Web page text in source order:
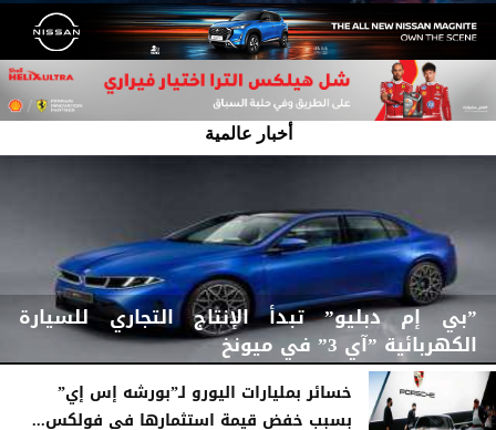
أخبار عالمية
”بي إم دبليو” تبدأ الإنتاج التجاري للسيارة
الكهربائية ”آي 3” في ميونخ
خسائر بمليارات اليورو لـ”بورشه إس إي”
بسبب خفض قيمة استثمارها في فولكس...